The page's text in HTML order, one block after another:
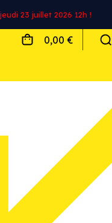
23 juillet 2026 12h !
0,00 €